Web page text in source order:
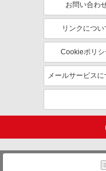
お問い合わ
リンクについ
Cookieポリシ
メールサービスに